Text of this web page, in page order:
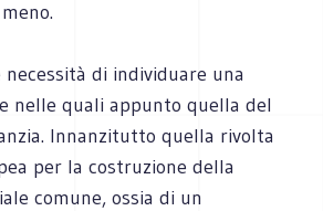
di individuare una
nelle quali appunto quella del
Innanzitutto quella rivolta
per la costruzione della
comune, ossia di un